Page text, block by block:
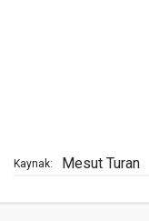
Kaynak: Mesut Turan